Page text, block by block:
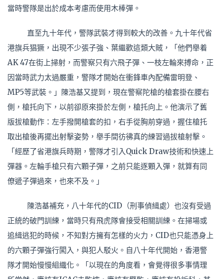
當時警隊是出於成本考慮而使用木棒彈。
直至九十年代，警隊武裝才得到較大的改善。九十年代省
港旗兵猖獗，出現不少張子強、葉繼歡這類大賊，「他們舉着
AK 47在街上掃射，而警察只有六飛子彈、一枝左輪來搏命，正
因當時武力太過嚴重，警隊才開始在衝鋒車內配備雷明登、
MP5等武裝。」陳浩基又提到，現在警察陀槍的槍套掛在腰右
側，槍托向下，以前卻原來掛於左側，槍托向上。他演示了舊
版拔槍動作：左手撥開槍套的扣，右手從胸前穿過，握住槍托
取出槍後再擺出射擊姿勢，舉手間彷彿真的練習過拔槍射擊。
「經歷了省港旗兵時期，警隊才引入Quick Draw技術和快速上
彈器。左輪手槍只有六顆子彈，之前只能逐顆入彈，就算有同
僚遞子彈過來，也來不及。」
陳浩基補充，八十年代的CID（刑事偵緝處）也沒有受過
正統的破門訓練，當時只有飛虎隊會接受相關訓練。在掃場或
追緝逃犯的時候，不知對方擁有怎樣的火力，CID也只能憑身上
的六顆子彈強行闖入，與犯人駁火。自八十年代開始，香港警
隊才開始慢慢組織化。「以現在的角度看，會覺得很多事情理